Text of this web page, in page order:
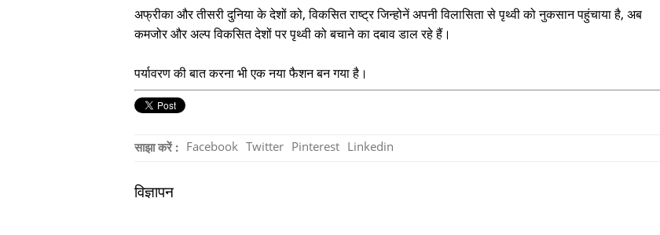
अफ्रीका और तीसरी दुनिया के देशों को, विकसित राष्ट्र जिन्होनें अपनी विलासिता से पृथ्वी को नुकसान पहुंचाया है, अब
कमजोर और अल्प विकसित देशों पर पृथ्वी को बचाने का दबाव डाल रहे हैं।
पर्यावरण की बात करना भी एक नया फैशन बन गया है।
साझा करें : Facebook Twitter Pinterest Linkedin
विज्ञापन